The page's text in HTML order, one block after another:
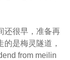
还很早，准备再
是梅灵隧道，
from meilin